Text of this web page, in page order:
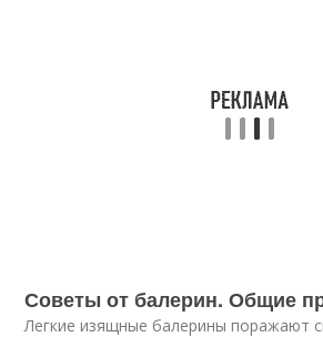
Советы от балерин. Общие
Легкие изящные балерины поражают